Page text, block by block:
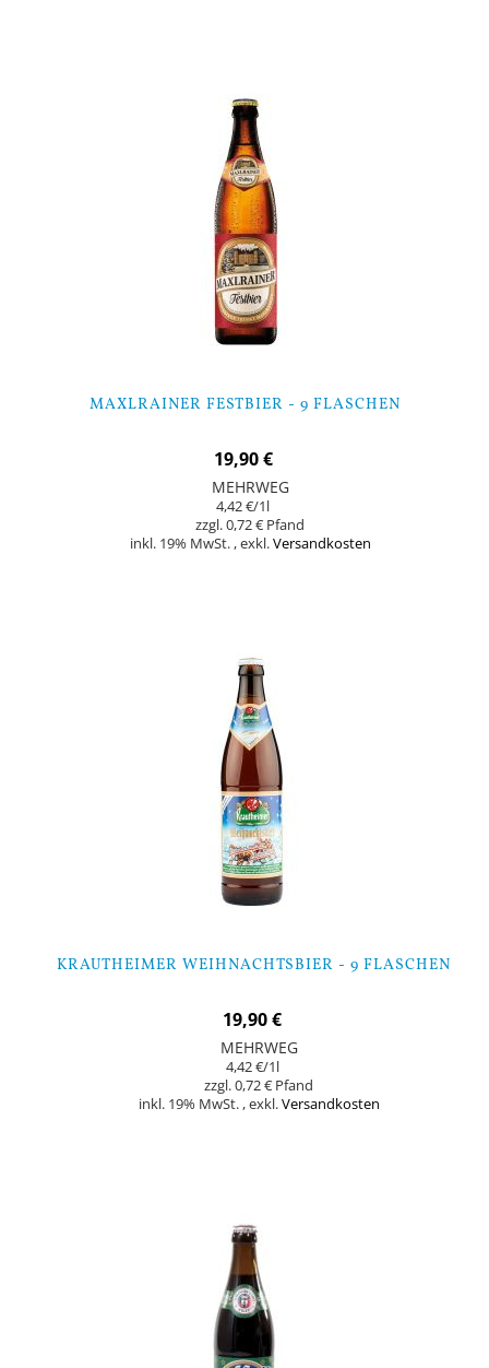
MAXLRAINER FESTBIER - 9 FLASCHEN
19,90 €
MEHRWEG
4,42 €/1l
0,72 €
inkl. 19% MwSt. ,exkl.Versandkosten
KRAUTHEIMER WEIHNACHTSBIER - 9 FLASCHEN
19,90 €
MEHRWEG
4,42 €/1l
0,72 €
inkl. 19% MwSt. ,exkl.Versandkosten